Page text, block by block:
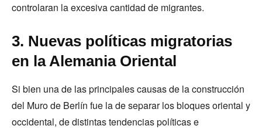
controlaran la excesiva cantidad de migrantes.
3. Nuevas políticas migratorias
en la Alemania Oriental
Si bien una de las principales causas de la construcción
del Muro de Berlín fue la de separar los bloques oriental y
occidental, de distintas tendencias políticas e